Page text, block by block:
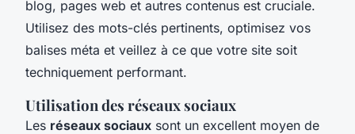
blog, pages web et autres contenus est cruciale.
Utilisez des mots-clés pertinents, optimisez vos
balises méta et veillez à ce que votre site soit
techniquement performant.
Utilisation des réseaux sociaux
Les réseaux sociaux sont un excellent moyen de